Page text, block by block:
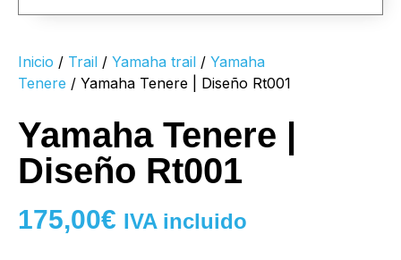
Inicio / Trail / Yamaha trail / Yamaha
Tenere / Yamaha Tenere | Diseño Rt001
Yamaha Tenere |
Diseño Rt001
175,00€ IVA incluido